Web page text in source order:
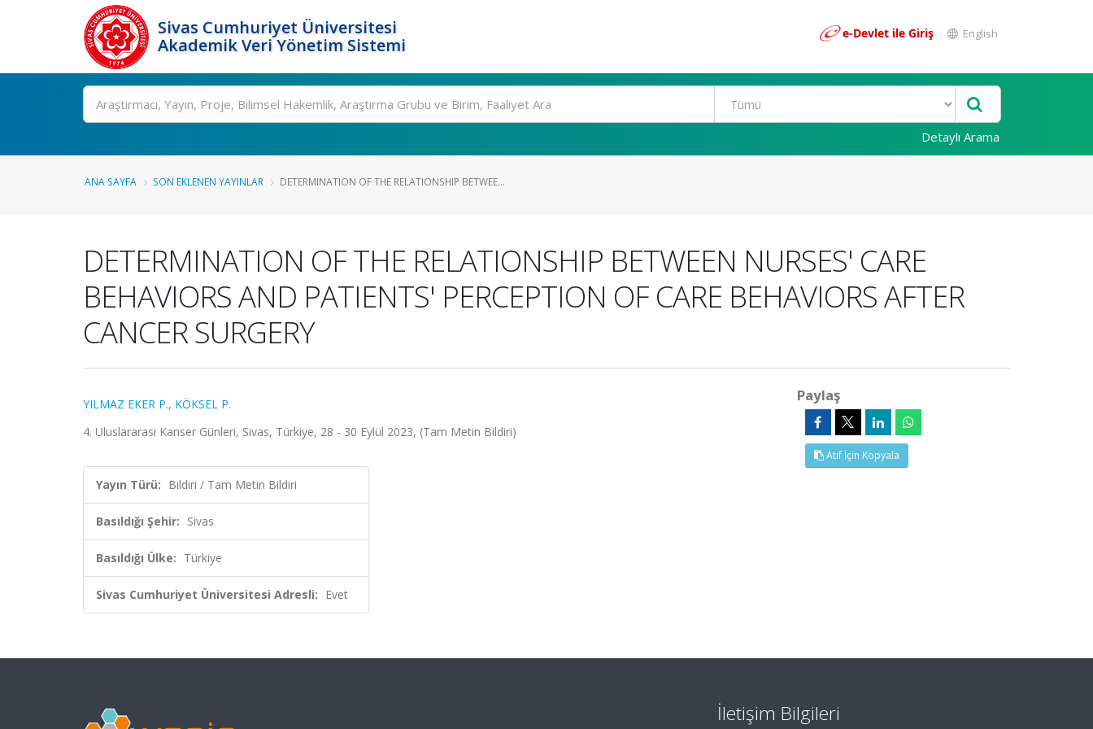
Sivas Cumhuriyet Üniversitesi
Akademik Veri Yönetim Sistemi
e-Devlet ile Giriş English
Ara
Detaylı Arama
ANA SAYFA SON EKLENEN YAYINLAR DETERMINATION OF THE RELATIONSHIP BETWEE...
DETERMINATION OF THE RELATIONSHIP BETWEEN NURSES' CARE
BEHAVIORS AND PATIENTS' PERCEPTION OF CARE BEHAVIORS AFTER
CANCER SURGERY
YILMAZ EKER P., KÖKSEL P.
4. Uluslararası Kanser Günleri, Sivas, Türkiye, 28 - 30 Eylül 2023, (Tam Metin Bildiri)
Yayın Türü: Bildiri / Tam Metin Bildiri
Basıldığı Şehir: Sivas
Basıldığı Ülke: Türkiye
Sivas Cumhuriyet Üniversitesi Adresli: Evet
Paylaş
Atıf İçin Kopyala
İletişim Bilgileri